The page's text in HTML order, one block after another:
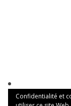
Confidentialité et